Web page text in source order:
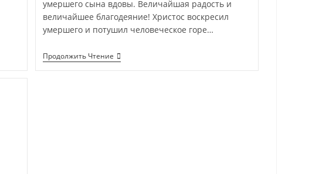
умершего сына вдовы. Величайшая радость и
величайшее благодеяние! Христос воскресил
умершего и потушил человеческое горе…
Продолжить Чтение